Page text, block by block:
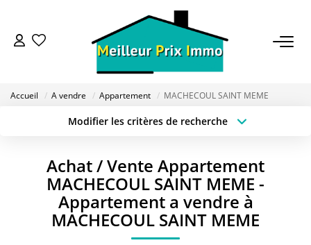
ACHETER
ESTIMER
BAILLEUR
Accueil A vendre Appartement MACHECOUL SAINT MEME
Modifier les critères de recherche
Sélectionnez...
Type de bien
Surface min
Budget max Plus de critères
Achat / Vente Appartement
MACHECOUL SAINT MEME -
Appartement a vendre à
MACHECOUL SAINT MEME